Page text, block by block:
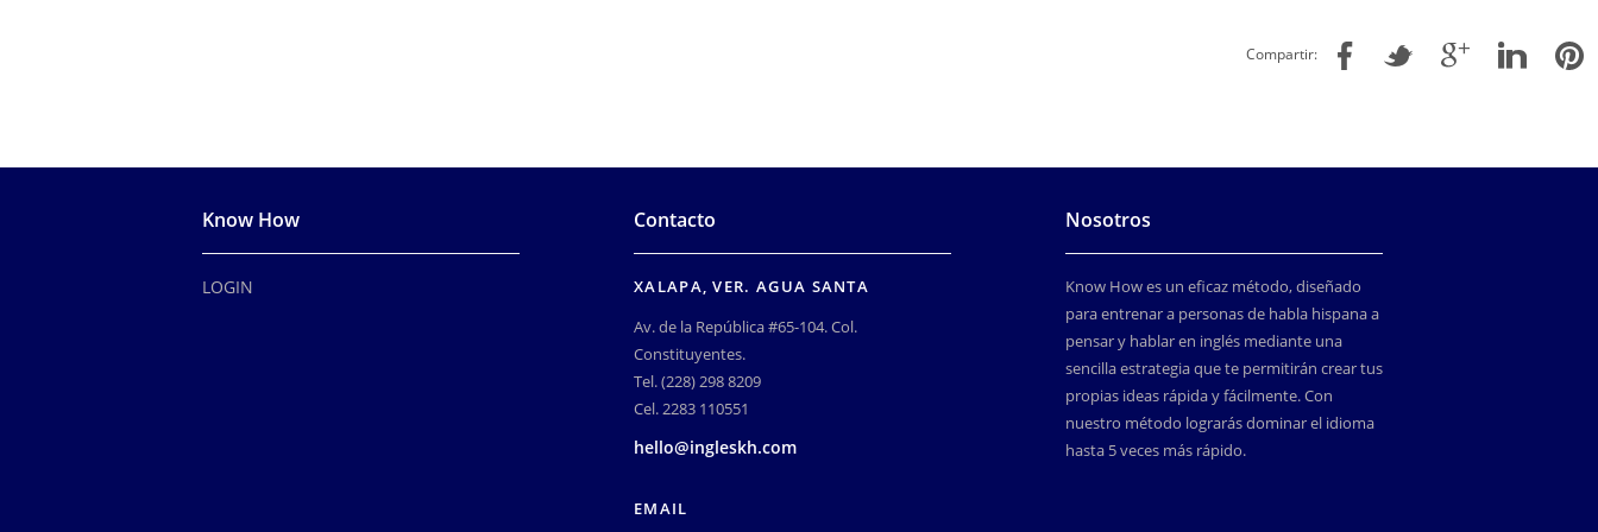
Compartir:
Know How
LOGIN
Contacto
XALAPA, VER. AGUA SANTA
Av. de la República #65-104. Col.
Constituyentes.
Tel. (228) 298 8209
Cel. 2283 110551
hello@ingleskh.com
EMAIL
Nosotros
Know How es un eficaz método, diseñado
para entrenar a personas de habla hispana a
pensar y hablar en inglés mediante una
sencilla estrategia que te permitirán crear tus
propias ideas rápida y fácilmente. Con
nuestro método lograrás dominar el idioma
hasta 5 veces más rápido.